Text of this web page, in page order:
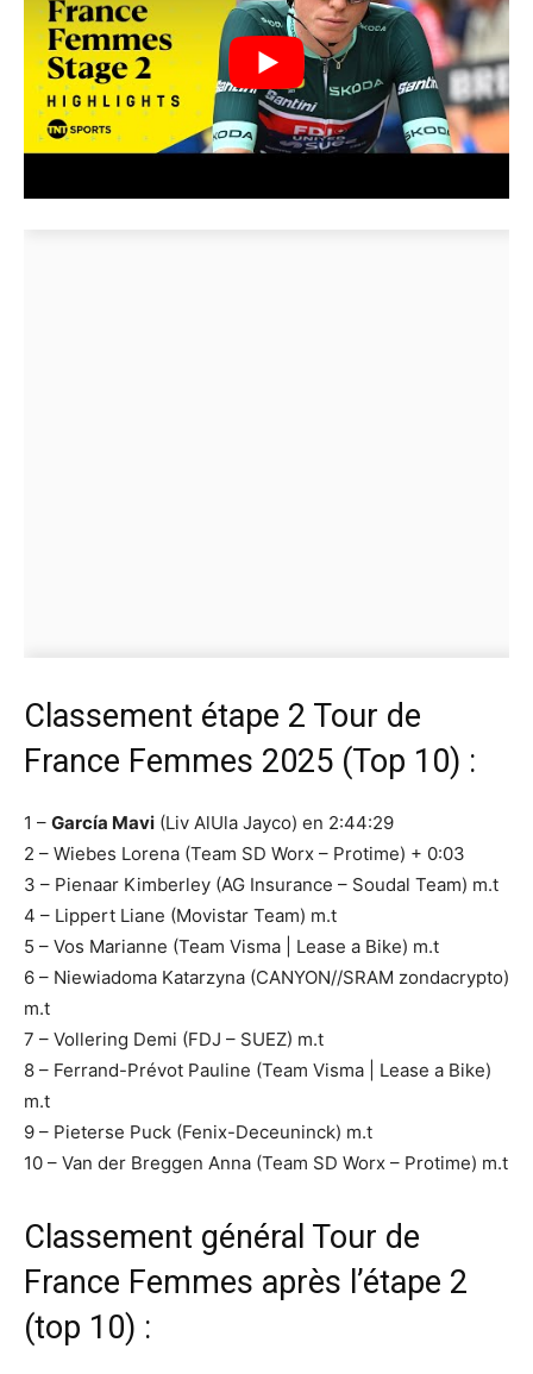
Classement étape 2 Tour de
France Femmes 2025 (Top 10) :
1 – García Mavi (Liv AlUla Jayco) en 2:44:29
2 – Wiebes Lorena (Team SD Worx – Protime) + 0:03
3 – Pienaar Kimberley (AG Insurance – Soudal Team) m.t
4 – Lippert Liane (Movistar Team) m.t
5 – Vos Marianne (Team Visma | Lease a Bike) m.t
6 – Niewiadoma Katarzyna (CANYON//SRAM zondacrypto)
m.t
7 – Vollering Demi (FDJ – SUEZ) m.t
8 – Ferrand-Prévot Pauline (Team Visma | Lease a Bike)
m.t
9 – Pieterse Puck (Fenix-Deceuninck) m.t
10 – Van der Breggen Anna (Team SD Worx – Protime) m.t
Classement général Tour de
France Femmes après l’étape 2
(top 10) :